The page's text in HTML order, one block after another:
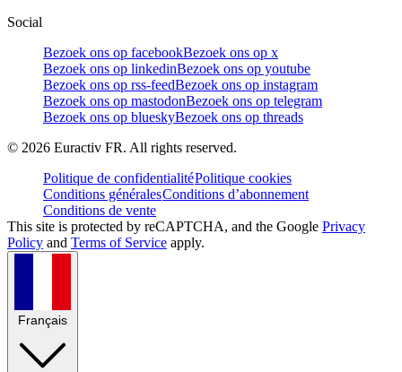
Social
Bezoek ons op facebookBezoek ons op x
Bezoek ons op linkedinBezoek ons op youtube
Bezoek ons op rss-feedBezoek ons op instagram
Bezoek ons op mastodonBezoek ons op telegram
Bezoek ons op blueskyBezoek ons op threads
© 2026 Euractiv FR. All rights reserved.
Politique de confidentialitéPolitique cookies
Conditions généralesConditions d’abonnement
Conditions de vente
This site is protected by reCAPTCHA, and the Google Privacy
Policy and Terms of Service apply.
Français